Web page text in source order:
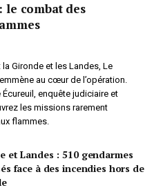
le combat des
Gironde et les Landes, Le
au cœur de l’opération.
enquête judiciaire et
les missions rarement
flammes.
et Landes : 510 gendarmes
face à des incendies hors de